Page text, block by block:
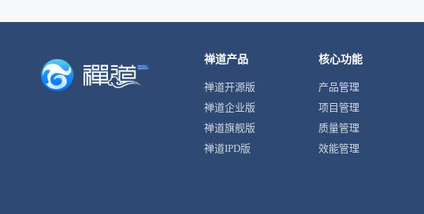
禅道产品
禅道开源版
禅道企业版
禅道旗舰版
禅道IPD版
核心功能
产品管理
项目管理
质量管理
效能管理